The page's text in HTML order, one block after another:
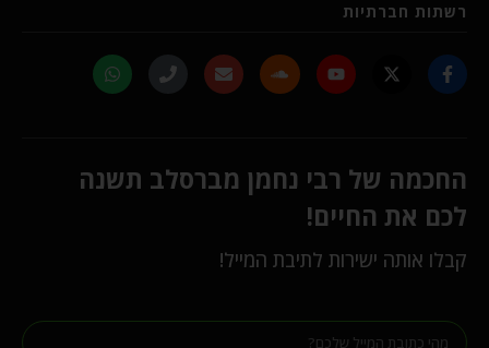
רשתות חברתיות
החכמה של רבי נחמן מברסלב תשנה
לכם את החיים!
קבלו אותה ישירות לתיבת המייל!